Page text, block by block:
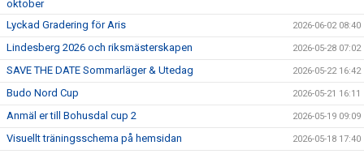
oktober
Lyckad Gradering för Aris 2026-06-02 08:40
Lindesberg 2026 och riksmästerskapen 2026-05-28 07:02
SAVE THE DATE Sommarläger & Utedag 2026-05-22 16:42
Budo Nord Cup 2026-05-21 16:11
Anmäl er till Bohusdal cup 2 2026-05-19 09:09
Visuellt träningsschema på hemsidan 2026-05-18 17:40